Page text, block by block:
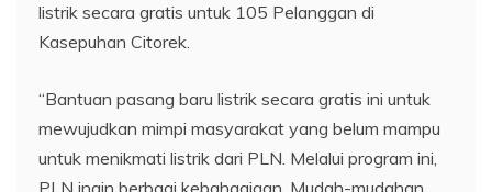
listrik secara gratis untuk 105 Pelanggan di
Kasepuhan Citorek.
“Bantuan pasang baru listrik secara gratis ini untuk
mewujudkan mimpi masyarakat yang belum mampu
untuk menikmati listrik dari PLN. Melalui program ini,
PLN ingin berbagi kebahagiaan. Mudah-mudahan